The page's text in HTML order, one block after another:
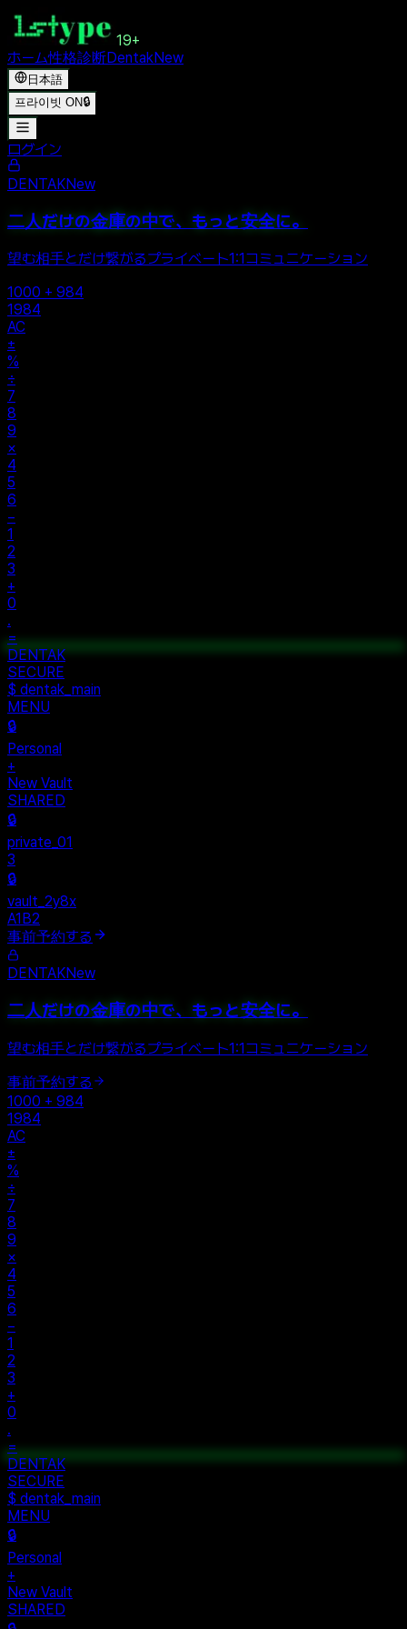
19+
ホーム性格診断DentakNew
日本語
프라이빗 ON🔒
ログイン
DENTAKNew
二人だけの金庫の中で、もっと安全に。
望む相手とだけ繋がるプライベート1:1コミュニケーション
1000 + 984
1984
AC
±
%
÷
7
8
9
×
4
5
6
−
1
2
3
+
0
.
=
$ auth...
$ vault --ok
DENTAK
ACCESS OK
DENTAK
SECURE
$ dentak_main
MENU
🔒
Personal
+
New Vault
SHARED
🔒
private_01
3
🔒
vault_2y8x
事前予約する
DENTAK New
二人だけの金庫の中で、もっと安全に。
望む相手とだけ繋がるプライベート1:1コミュニケーション
事前予約する
1000 + 984
1984
AC
±
%
÷
7
8
9
×
4
5
6
−
1
2
3
+
0
.
=
$ auth...
$ vault --ok
DENTAK
ACCESS OK
DENTAK
SECURE